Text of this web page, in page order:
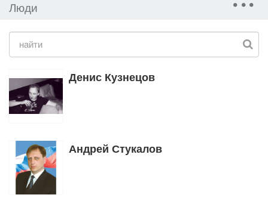
Люди
Денис Кузнецов
Андрей Стукалов